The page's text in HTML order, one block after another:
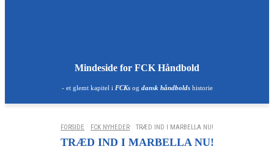
Mindeside for FCK Håndbold
- et glemt kapitel i FCKsog dansk håndboldshistorie
FORSIDE FCK NYHEDER TRÆD IND I MARBELLA NU!
TRÆD IND I MARBELLA NU!